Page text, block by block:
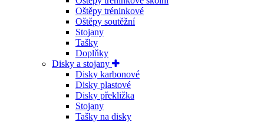
Oštěpy tréninkové
Oštěpy soutěžní
Stojany
Tašky
Doplňky
Disky a stojany
Disky karbonové
Disky plastové
Disky překližka
Stojany
Tašky na disky